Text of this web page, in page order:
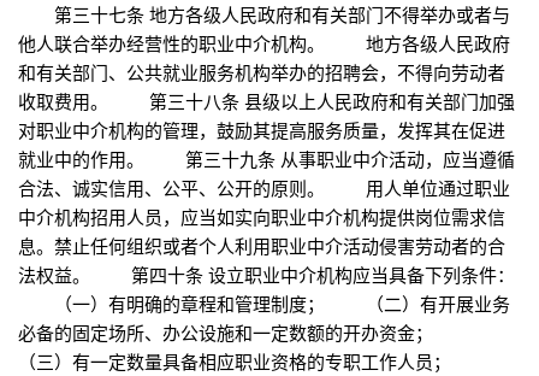
第三十七条 地方各级人民政府和有关部门不得举办或者与
他人联合举办经营性的职业中介机构。 地方各级人民政府
和有关部门、公共就业服务机构举办的招聘会，不得向劳动者
收取费用。 第三十八条 县级以上人民政府和有关部门加强
对职业中介机构的管理，鼓励其提高服务质量，发挥其在促进
就业中的作用。 第三十九条 从事职业中介活动，应当遵循
合法、诚实信用、公平、公开的原则。 用人单位通过职业
中介机构招用人员，应当如实向职业中介机构提供岗位需求信
息。禁止任何组织或者个人利用职业中介活动侵害劳动者的合
法权益。 第四十条 设立职业中介机构应当具备下列条件：
（一）有明确的章程和管理制度； （二）有开展业务
必备的固定场所、办公设施和一定数额的开办资金；
（三）有一定数量具备相应职业资格的专职工作人员；